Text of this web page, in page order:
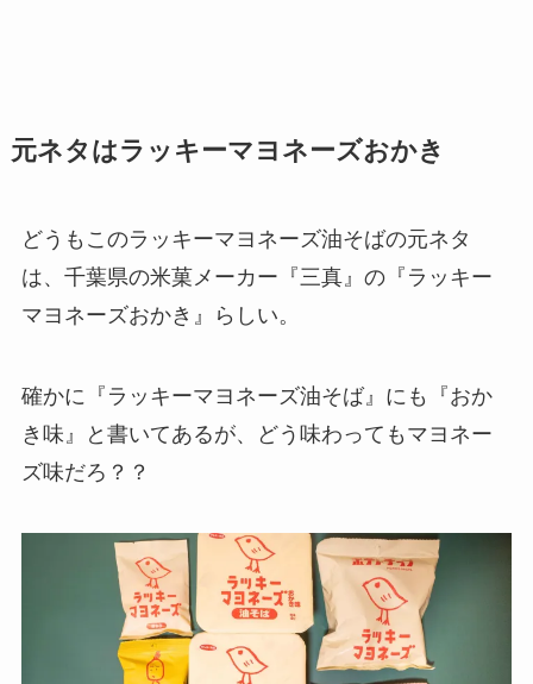
元ネタはラッキーマヨネーズおかき
どうもこのラッキーマヨネーズ油そばの元ネタ
は、千葉県の米菓メーカー『三真』の『ラッキー
マヨネーズおかき』らしい。
確かに『ラッキーマヨネーズ油そば』にも『おか
き味』と書いてあるが、どう味わってもマヨネー
ズ味だろ？？